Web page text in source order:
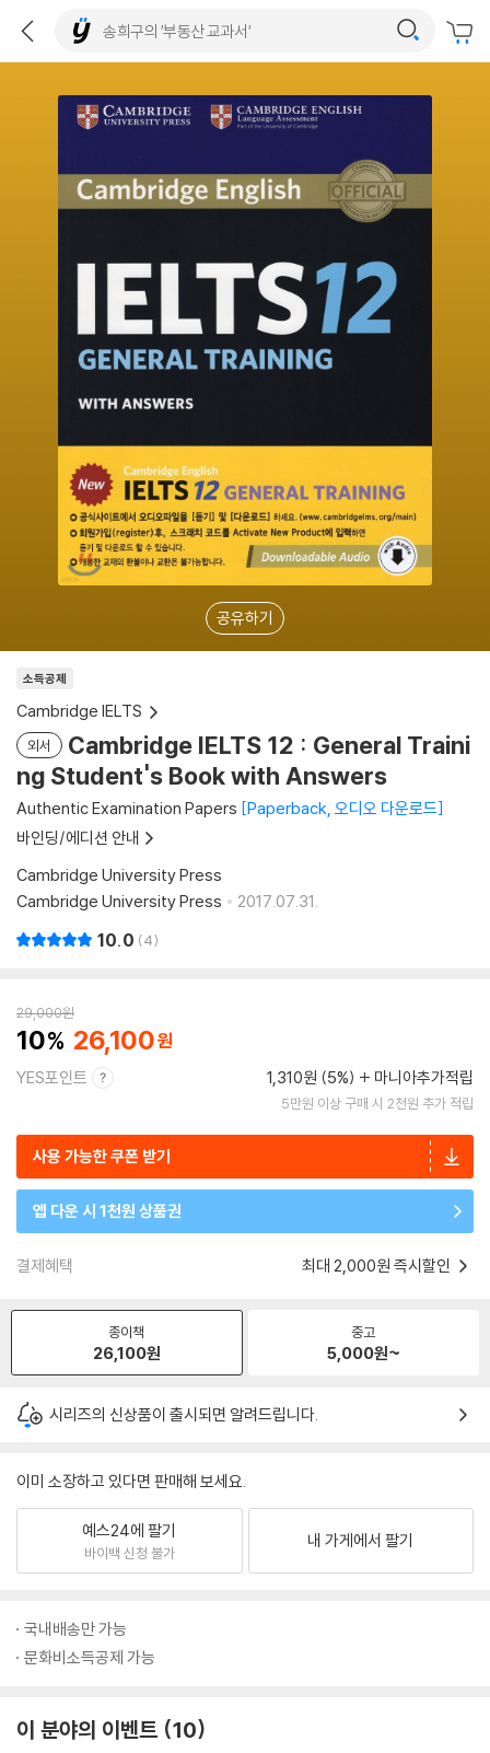
공유하기
소득공제
Cambridge IELTS
외서
Cambridge IELTS 12 : General Traini
ng Student's Book with Answers
Authentic Examination Papers Paperback, 오디오 다운로드
바인딩/에디션 안내
Cambridge University Press
Cambridge University Press
2017.07.31.
10.0 4
29,000원
10 26,100
YES포인트 1,310원 (5%) 마니아추가적립
5만원 이상 구매 시 2천원 추가 적립
사용 가능한 쿠폰 받기
앱 다운 시 1천원 상품권
결제혜택 최대 2,000원 즉시할인
종이책
26,100원
중고
5,000원~
시리즈의 신상품이 출시되면 알려드립니다.
이미 소장하고 있다면 판매해 보세요.
예스24에 팔기
바이백 신청 불가
내 가게에서 팔기
국내배송만 가능
문화비소득공제 가능
이 분야의 이벤트 10